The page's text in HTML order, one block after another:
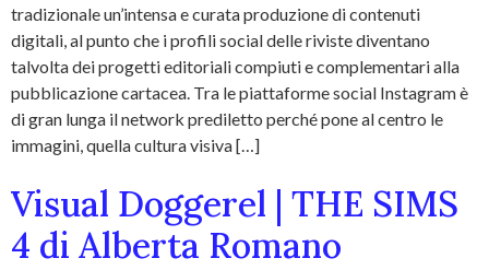
tradizionale un’intensa e curata produzione di contenuti
digitali, al punto che i profili social delle riviste diventano
talvolta dei progetti editoriali compiuti e complementari alla
pubblicazione cartacea. Tra le piattaforme social Instagram è
di gran lunga il network prediletto perché pone al centro le
immagini, quella cultura visiva […]
Visual Doggerel | THE SIMS
4 di Alberta Romano